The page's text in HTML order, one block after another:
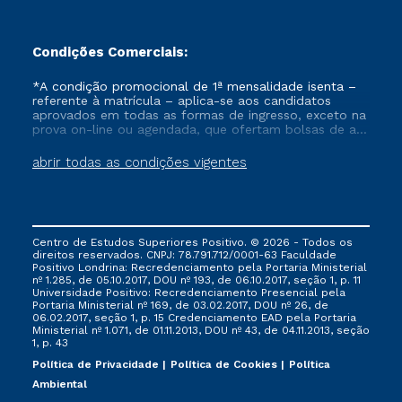
Condições Comerciais:
abrir todas as condições vigentes
*A condição promocional de 1ª mensalidade isenta –
referente à matrícula – aplica-se aos candidatos
aprovados em todas as formas de ingresso, exceto na
prova on-line ou agendada, que ofertam bolsas de até
vigente, que ainda não tenham efetivado e/ou não
tenham cancelado ou trancado sua matrícula em uma
via FIES, Prouni e outros programas governamentais, e
não se acumula com nenhuma outra campanha
ofertada pela Instituição.
Centro de Estudos Superiores Positivo. © 2026 - Todos os
direitos reservados. CNPJ: 78.791.712/0001-63 Faculdade
Positivo Londrina: Recredenciamento pela Portaria Ministerial
nº 1.285, de 05.10.2017, DOU nº 193, de 06.10.2017, seção 1, p. 11
Universidade Positivo: Recredenciamento Presencial ​pela
Portaria Ministerial nº 169, de 03.02.2017, DOU nº 26, de
06.02.2017, seção 1, p. 15 Credenciamento EAD pela Portaria
Ministerial nº 1.071, de 01.11.2013, DOU nº 43, de 04.11.2013, seção
1, p. 43
Política de Privacidade
Política de Cookies
Política
Ambiental